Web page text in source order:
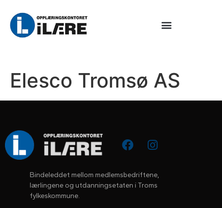
Elesco Tromsø AS
Bindeleddet mellom medlemsbedriftene,
lærlingene og utdanningsetaten i Troms
fylkeskommune.